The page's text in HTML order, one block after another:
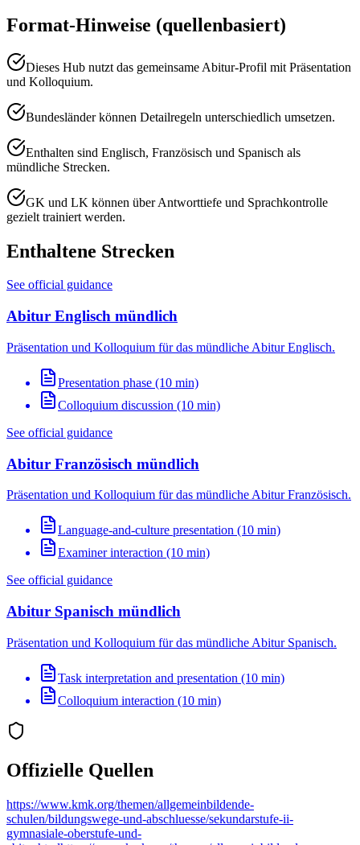
Format-Hinweise (quellenbasiert)
Dieses Hub nutzt das gemeinsame Abitur-Profil mit Präsentation
und Kolloquium.
Bundesländer können Detailregeln unterschiedlich umsetzen.
Enthalten sind Englisch, Französisch und Spanisch als
mündliche Strecken.
GK und LK können über Antworttiefe und Sprachkontrolle
gezielt trainiert werden.
Enthaltene Strecken
See official guidance
Abitur Englisch mündlich
Präsentation und Kolloquium für das mündliche Abitur Englisch.
Presentation phase (10 min)
Colloquium discussion (10 min)
See official guidance
Abitur Französisch mündlich
Präsentation und Kolloquium für das mündliche Abitur Französisch.
Language-and-culture presentation (10 min)
Examiner interaction (10 min)
See official guidance
Abitur Spanisch mündlich
Präsentation und Kolloquium für das mündliche Abitur Spanisch.
Task interpretation and presentation (10 min)
Colloquium interaction (10 min)
Offizielle Quellen
https://www.kmk.org/themen/allgemeinbildende-
schulen/bildungswege-und-abschluesse/sekundarstufe-ii-
gymnasiale-oberstufe-und-